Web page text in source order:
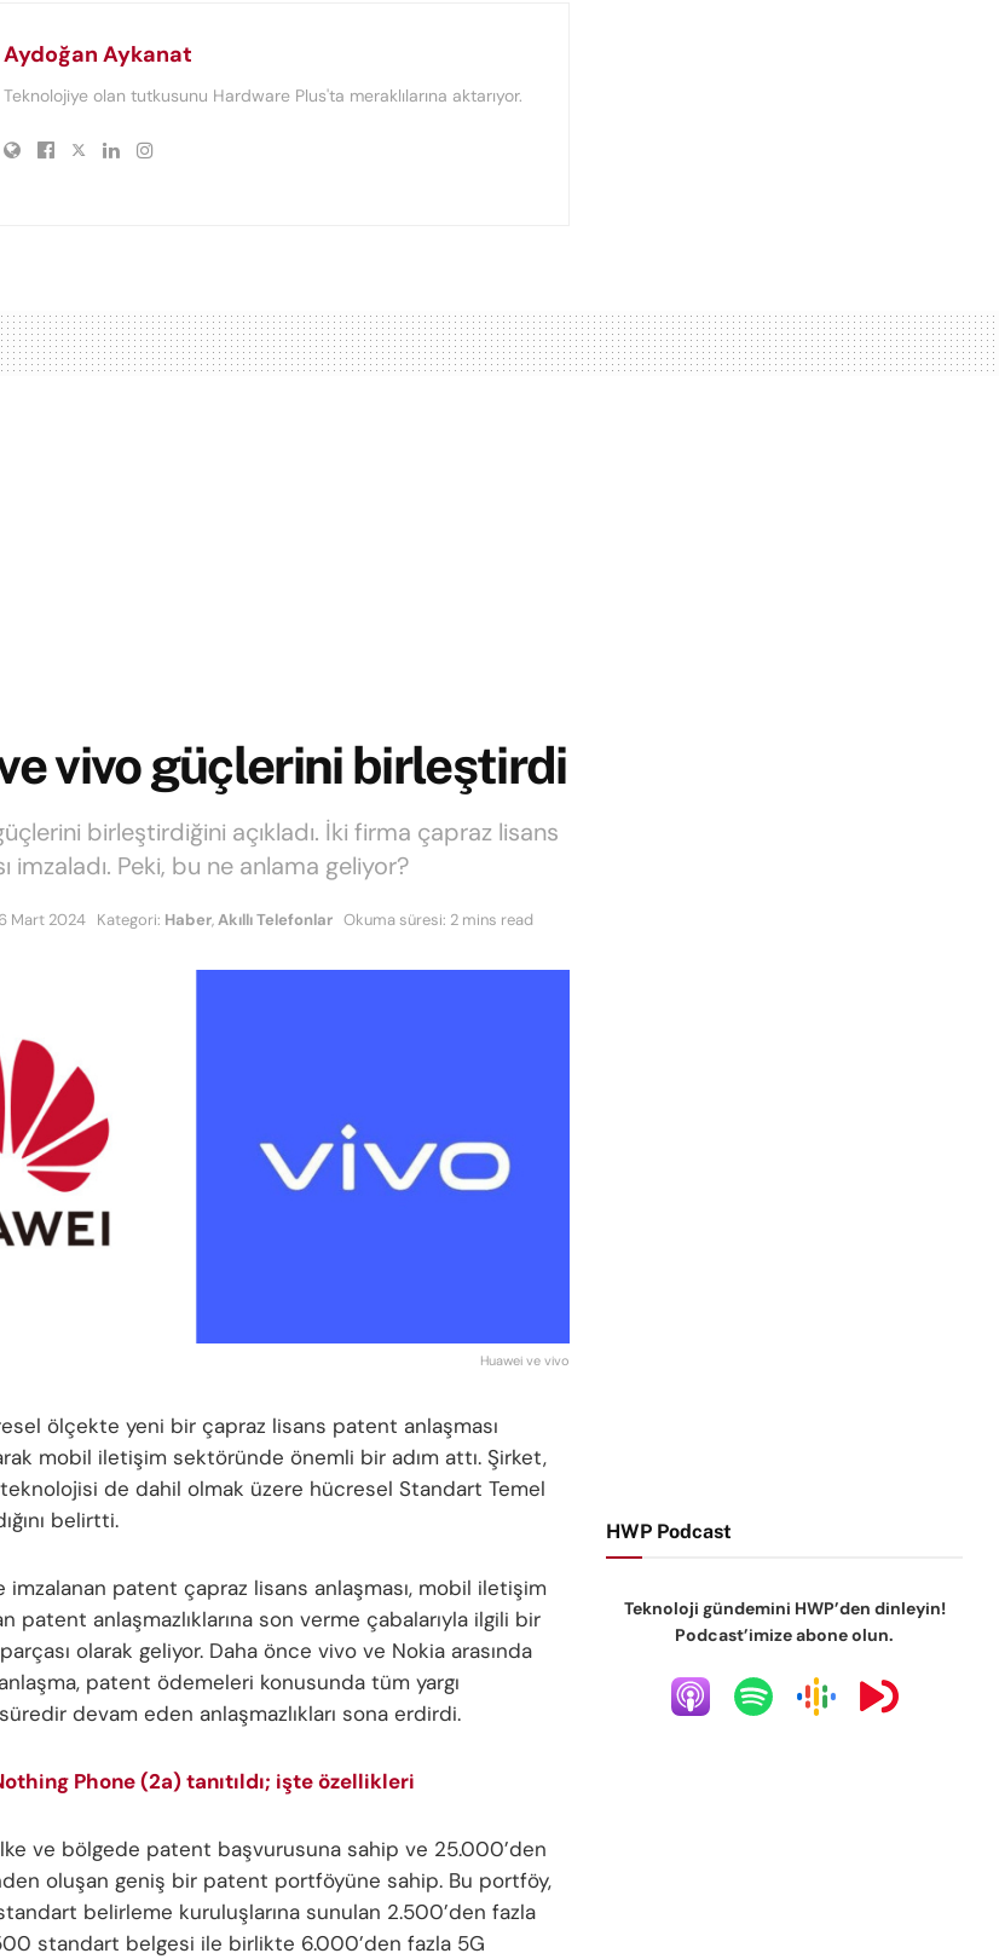
Aydoğan Aykanat
Teknolojiye olan tutkusunu Hardware Plus'ta meraklılarına aktarıyor.
vivo güçlerini birleştirdi
birleştirdiğini açıkladı. İki firma çapraz lisans
imzaladı. Peki, bu ne anlama geliyor?
Mart 2024 Kategori: Haber,Akıllı Telefonlar Okuma süresi: 2 mins read
Huawei ve vivo
ölçekte yeni bir çapraz lisans patent anlaşması
mobil iletişim sektöründe önemli bir adım attı. Şirket,
de dahil olmak üzere hücresel Standart Temel
belirtti.
imzalanan patent çapraz lisans anlaşması, mobil iletişim
patent anlaşmazlıklarına son verme çabalarıyla ilgili bir
olarak geliyor. Daha önce vivo ve Nokia arasında
patent ödemeleri konusunda tüm yargı
devam eden anlaşmazlıkları sona erdirdi.
Phone (2a) tanıtıldı; işte özellikleri
ve bölgede patent başvurusuna sahip ve 25.000’den
oluşan geniş bir patent portföyüne sahip. Bu portföy,
belirleme kuruluşlarına sunulan 2.500’den fazla
standart belgesi ile birlikte 6.000’den fazla 5G
HWP Podcast
Teknoloji gündemini HWP’den dinleyin!
Podcast’imize abone olun.